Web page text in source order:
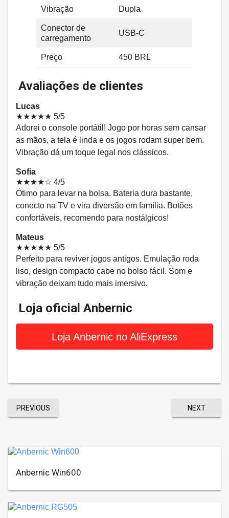
Vibração Dupla
Conector de
carregamento
USB-C
Preço 450 BRL
Avaliações de clientes
Lucas
★★★★★ 5/5
Adorei o console portátil! Jogo por horas sem cansar
as mãos, a tela é linda e os jogos rodam super bem.
Vibração dá um toque legal nos clássicos.
Sofia
★★★★☆ 4/5
Ótimo para levar na bolsa. Bateria dura bastante,
conecto na TV e vira diversão em família. Botões
confortáveis, recomendo para nostálgicos!
Mateus
★★★★★ 5/5
Perfeito para reviver jogos antigos. Emulação roda
liso, design compacto cabe no bolso fácil. Som e
vibração deixam tudo mais imersivo.
Loja oficial Anbernic
Loja Anbernic no AliExpress
PREVIOUS NEXT
Anbernic Win600